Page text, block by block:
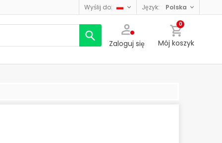
wyślij do: język: polska
Zaloguj się
0
Mój koszyk